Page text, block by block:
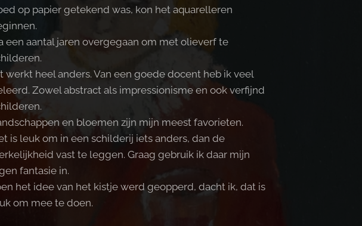
op papier getekend was, kon het aquarelleren
een aantal jaren overgegaan om met olieverf te
werkt heel anders. Van een goede docent heb ik veel
Zowel abstract als impressionisme en ook verfijnd
en bloemen zijn mijn meest favorieten.
is leuk om in een schilderij iets anders, dan de
vast te leggen. Graag gebruik ik daar mijn
fantasie in.
het idee van het kistje werd geopperd, dacht ik, dat is
om mee te doen.